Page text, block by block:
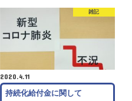
雑記
2020.4.11
持続化給付金に関して